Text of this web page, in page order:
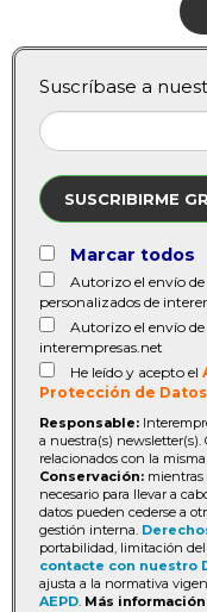
Suscríbase a
SUSCRIBIRME
Marcar todos
Autorizo el envío
personalizados de
Autorizo el envío
interempresas.net
He leído y acepto el
Protección de Datos
Responsable:
a nuestra(s) newsletter(s).
relacionados con la
Conservación: mientras
necesario para llevar a
datos pueden cederse a
gestión interna.
portabilidad, limitación
contacte con nuestro
ajusta a la normativa
AEPD. Más